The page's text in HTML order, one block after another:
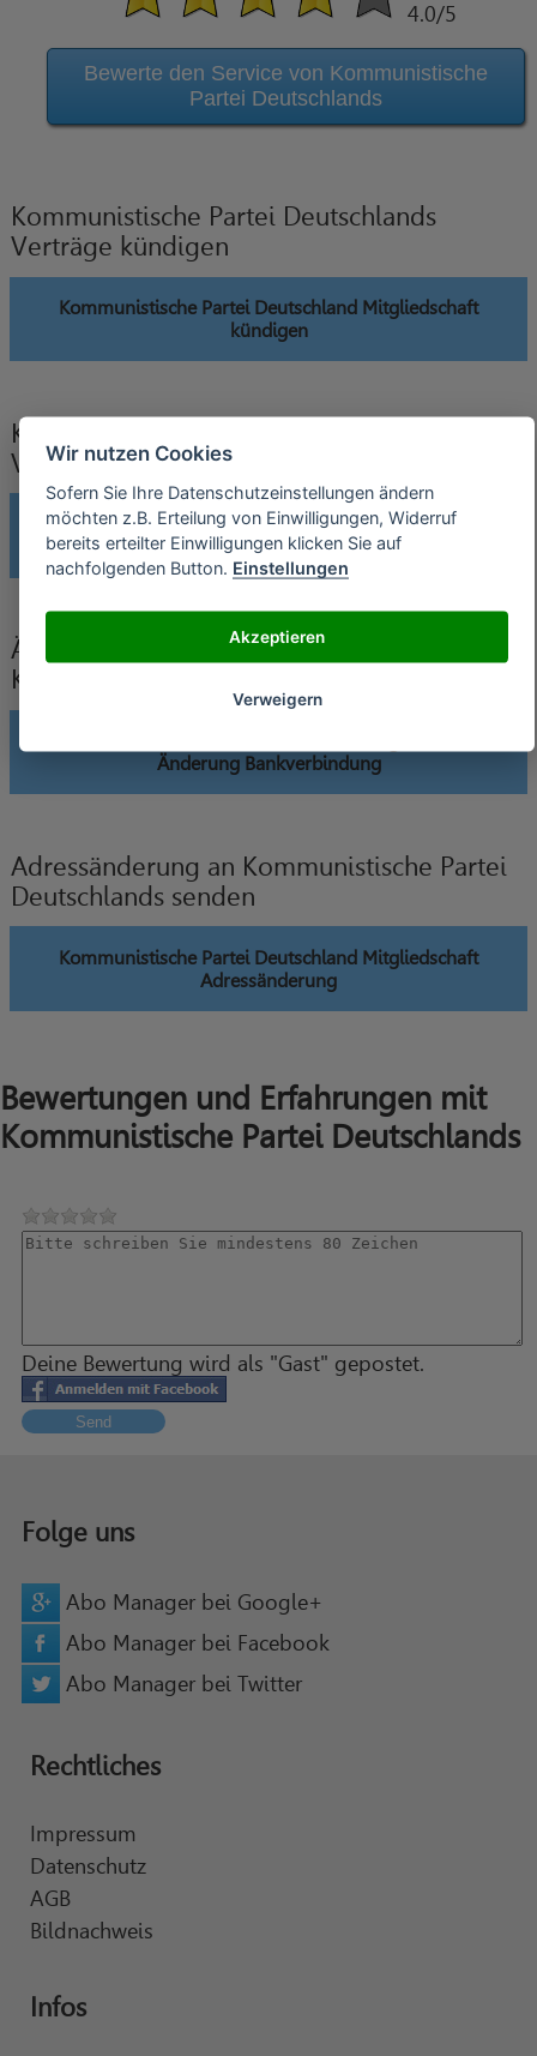
4.0/5
Bewerte den Service von Kommunistische
Partei Deutschlands
Kommunistische Partei Deutschlands
Verträge kündigen
Kommunistische Partei Deutschland Mitgliedschaft
kündigen
Kommunistische Partei Deutschlands
Verträge widerrufen
Kommunistische Partei Deutschland Mitgliedschaft
widerrufen
Änderung der Bankverbindung an
Kommunistische Partei Deutschlands senden
Änderung Bankverbindung
Adressänderung an Kommunistische Partei
Deutschlands senden
Kommunistische Partei Deutschland Mitgliedschaft
Adressänderung
Bewertungen und Erfahrungen mit
Kommunistische Partei Deutschlands
Deine Bewertung wird als "Gast" gepostet.
Send
Folge uns
Abo Manager bei Google+
Abo Manager bei Facebook
Abo Manager bei Twitter
Rechtliches
Impressum
Datenschutz
AGB
Bildnachweis
Infos
Wir nutzen Cookies
Sofern Sie Ihre Datenschutzeinstellungen ändern
möchten z.B. Erteilung von Einwilligungen, Widerruf
bereits erteilter Einwilligungen klicken Sie auf
nachfolgenden Button. Einstellungen
Akzeptieren
Verweigern